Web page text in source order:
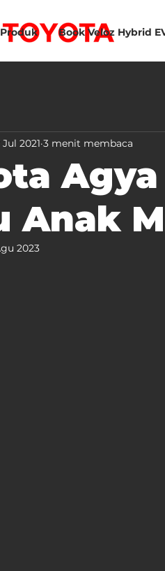
Produk Book Veloz Hybrid
Anak
Jul 2021 3 menit membaca
2023